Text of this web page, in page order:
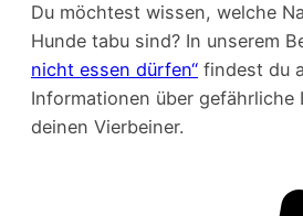
Du möchtest wissen, welche
Hunde tabu sind? In unserem
nicht essen dürfen“ findest du
Informationen über gefährliche
deinen Vierbeiner.